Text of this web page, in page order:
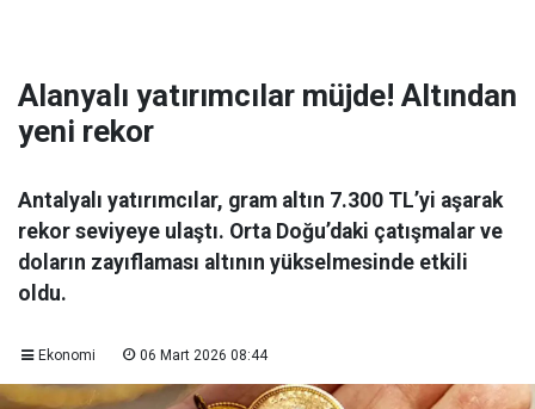
Alanyalı yatırımcılar müjde! Altından
yeni rekor
Antalyalı yatırımcılar, gram altın 7.300 TL’yi aşarak
rekor seviyeye ulaştı. Orta Doğu’daki çatışmalar ve
doların zayıflaması altının yükselmesinde etkili
oldu.
Ekonomi 06 Mart 2026 08:44